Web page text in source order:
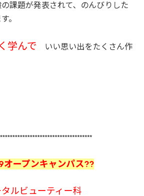
課題が発表されて、のんびりした
。
学んで いい思い出をたくさん作
オープンキャンパス??
タルビューティー科